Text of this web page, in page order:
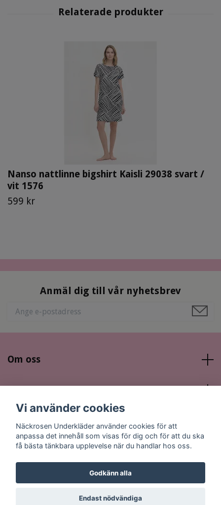
Nanso nattlinne bigshirt Kaisli 29038 svart /
vit 1576
599 kr
Anmäl dig till vår nyhetsbrev
Om oss
Sociala medier
© 2026 Näckrosen Underkläder
Vi använder cookies
Näckrosen Underkläder använder cookies för att
anpassa det innehåll som visas för dig och för att du ska
få bästa tänkbara upplevelse när du handlar hos oss.
Godkänn alla
Endast nödvändiga